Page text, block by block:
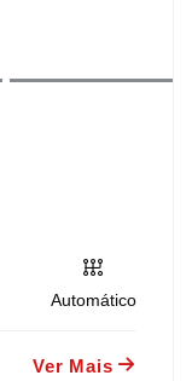
Automático
Ver Mais